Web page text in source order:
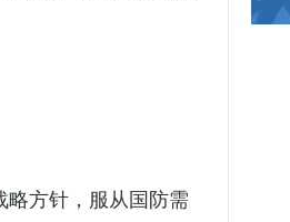
方针，服从国防需